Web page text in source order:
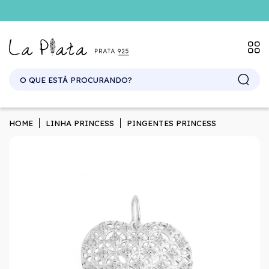
HOME LINHA PRINCESS PINGENTES PRINCESS